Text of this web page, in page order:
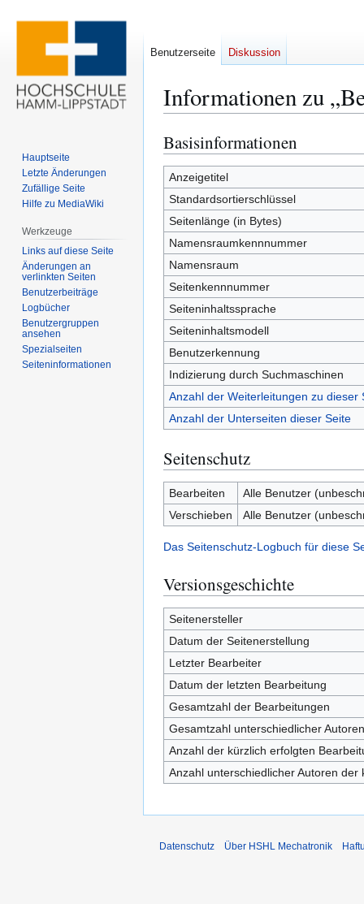
Informationen zu
Zur
Navigation
springen
Zur
Suche
springen
Basisinformationen
Anzeigetitel
Standardsortierschlüssel
Seitenlänge (in Bytes)
Namensraumkennnummer
Namensraum
Seitenkennnummer
Seiteninhaltssprache
Seiteninhaltsmodell
Benutzerkennung
Indizierung durch Suchmaschinen
Anzahl der Weiterleitungen zu dieser
Anzahl der Unterseiten dieser Seite
Seitenschutz
Bearbeiten
Alle Benutzer
Verschieben
Alle Benutzer
Das Seitenschutz-Logbuch für diese
Versionsgeschichte
Seitenersteller
Datum der Seitenerstellung
Letzter Bearbeiter
Datum der letzten Bearbeitung
Gesamtzahl der Bearbeitungen
Gesamtzahl unterschiedlicher Autoren
Anzahl der kürzlich erfolgten
Anzahl unterschiedlicher Autoren
Benutzerseite Diskussion
Hauptseite
Letzte Änderungen
Zufällige Seite
Hilfe zu MediaWiki
Werkzeuge
Links auf diese Seite
Änderungen an
verlinkten Seiten
Benutzerbeiträge
Logbücher
Benutzergruppen
ansehen
Spezialseiten
Seiten­­informationen
Datenschutz Über HSHL Mechatronik